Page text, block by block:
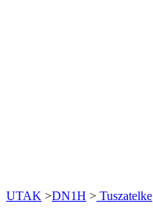
UTAK >DN1H > Tuszatelke